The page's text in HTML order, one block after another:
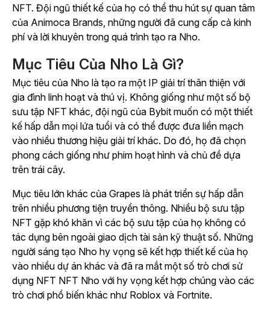
NFT. Đội ngũ thiết kế của họ có thể thu hút sự quan tâm
của Animoca Brands, những người đã cung cấp cả kinh
phí và lời khuyên trong quá trình tạo ra Nho.
Mục Tiêu Của Nho Là Gì?
Mục tiêu của Nho là tạo ra một IP giải trí thân thiện với
gia đình linh hoạt và thú vị. Không giống như một số bộ
sưu tập NFT khác, đội ngũ của Bybit muốn có một thiết
kế hấp dẫn mọi lứa tuổi và có thể được đưa liền mạch
vào nhiều thương hiệu giải trí khác. Do đó, họ đã chọn
phong cách giống như phim hoạt hình và chủ đề dựa
trên trái cây.
Mục tiêu lớn khác của Grapes là phát triển sự hấp dẫn
trên nhiều phương tiện truyền thông. Nhiều bộ sưu tập
NFT gặp khó khăn vì các bộ sưu tập của họ không có
tác dụng bên ngoài giao dịch tài sản kỹ thuật số. Những
người sáng tạo Nho hy vọng sẽ kết hợp thiết kế của họ
vào nhiều dự án khác và đã ra mắt một số trò chơi sử
dụng NFT NFT Nho với hy vọng kết hợp chúng vào các
trò chơi phổ biến khác như Roblox và Fortnite.